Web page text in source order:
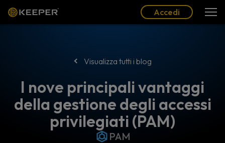
Accedi
Visualizza tutti i blog
I nove principali vantaggi
della gestione degli accessi
privilegiati (PAM)
PAM